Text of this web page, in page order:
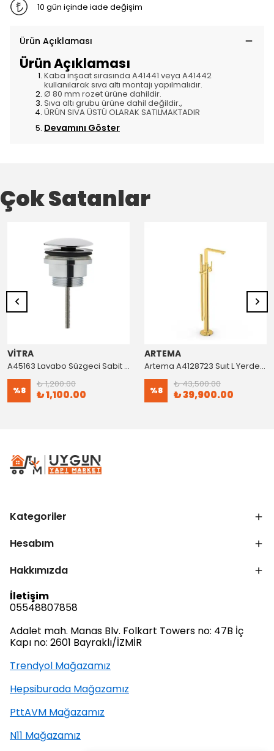
10 gün içinde iade değişim
Ürün Açıklaması
Ürün Açıklaması
Kaba inşaat sırasında A41441 veya A41442
kullanılarak sıva altı montajı yapılmalıdır.
Ø 80 mm rozet ürüne dahildir.
Sıva altı grubu ürüne dahil değildir.,
ÜRÜN SIVA ÜSTÜ OLARAK SATILMAKTADIR
Devamını Göster
Çok Satanlar
VİTRA
A45163 Lavabo Süzgeci Sabit Krom
%8
₺ 1,200.00
₺ 1,100.00
ARTEMA
Artema A4128723 Suıt L Yerden Küvet Bataryası Altın
%8
₺ 43,500.00
₺ 39,900.00
Kategoriler
Hesabım
Hakkımızda
İletişim
05548807858
Adalet mah. Manas Blv. Folkart Towers no: 47B İç
Kapı no: 2601 Bayraklı/İZMİR
Trendyol Mağazamız
Hepsiburada Mağazamız
PttAVM Mağazamız
N11 Mağazamız